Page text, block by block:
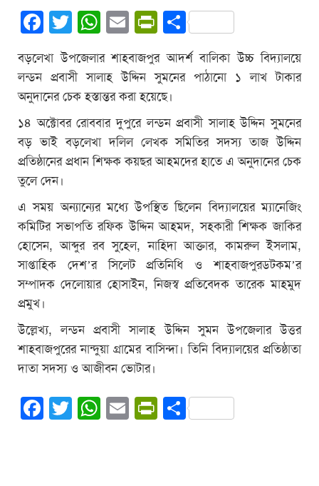
Facebook
Twitter
WhatsApp
EmailPrintFriendly
Share
বড়লেখা উপজেলার শাহবাজপুর আদর্শ বালিকা উচ্চ বিদ্যালয়ে
লন্ডন প্রবাসী সালাহ উদ্দিন সুমনের পাঠানো ১ লাখ টাকার
অনুদানের চেক হস্তান্তর করা হয়েছে।
১৪ অক্টোবর রোববার দুপুরে লন্ডন প্রবাসী সালাহ উদ্দিন সুমনের
বড় ভাই বড়লেখা দলিল লেখক সমিতির সদস্য তাজ উদ্দিন
প্রতিষ্ঠানের প্রধান শিক্ষক কয়ছর আহমদের হাতে এ অনুদানের চেক
তুলে দেন।
এ সময় অন্যান্যের মধ্যে উপস্থিত ছিলেন বিদ্যালয়ের ম্যানেজিং
কমিটির সভাপতি রফিক উদ্দিন আহমদ, সহকারী শিক্ষক জাকির
হোসেন, আব্দুর রব সুহেল, নাহিদা আক্তার, কামরুল ইসলাম,
সাপ্তাহিক দেশ’র সিলেট প্রতিনিধি ও শাহবাজপুরডটকম’র
সম্পাদক দেলোয়ার হোসাইন, নিজস্ব প্রতিবেদক তারেক মাহমুদ
প্রমুখ।
উল্লেখ্য, লন্ডন প্রবাসী সালাহ উদ্দিন সুমন উপজেলার উত্তর
শাহবাজপুরের নান্দুয়া গ্রামের বাসিন্দা। তিনি বিদ্যালয়ের প্রতিষ্ঠাতা
দাতা সদস্য ও আজীবন ভোটার।
Facebook
Twitter
WhatsApp
EmailPrintFriendly
Share